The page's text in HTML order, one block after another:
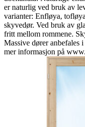
er naturlig ved bruk av
varianter: Enfløya,
skyvedør. Ved bruk av
fritt mellom rommene.
Massive dører anbefales
mer informasjon på